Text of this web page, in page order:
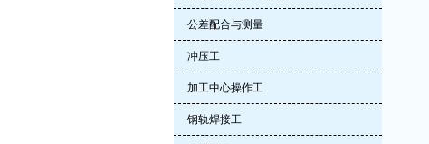
公差配合与测量
冲压工
加工中心操作工
钢轨焊接工